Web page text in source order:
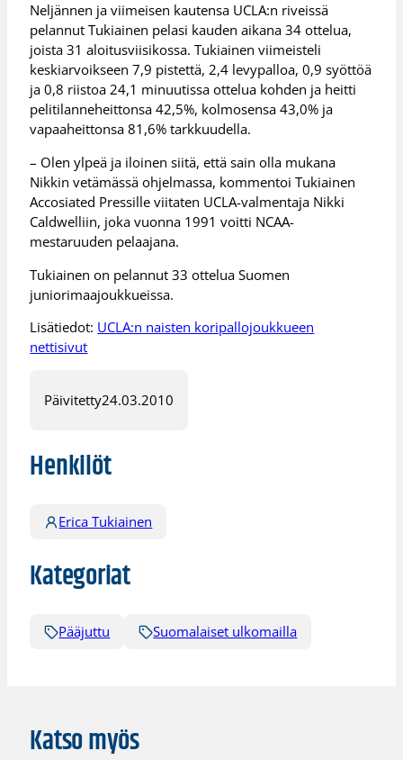
Neljännen ja viimeisen kautensa UCLA:n riveissä
pelannut Tukiainen pelasi kauden aikana 34 ottelua,
joista 31 aloitusviisikossa. Tukiainen viimeisteli
keskiarvoikseen 7,9 pistettä, 2,4 levypalloa, 0,9 syöttöä
ja 0,8 riistoa 24,1 minuutissa ottelua kohden ja heitti
pelitilanneheittonsa 42,5%, kolmosensa 43,0% ja
vapaaheittonsa 81,6% tarkkuudella.
– Olen ylpeä ja iloinen siitä, että sain olla mukana
Nikkin vetämässä ohjelmassa, kommentoi Tukiainen
Accosiated Pressille viitaten UCLA-valmentaja Nikki
Caldwelliin, joka vuonna 1991 voitti NCAA-
mestaruuden pelaajana.
Tukiainen on pelannut 33 ottelua Suomen
juniorimaajoukkueissa.
Lisätiedot: UCLA:n naisten koripallojoukkueen
nettisivut
Päivitetty24.03.2010
Henkilöt
Erica Tukiainen
Kategoriat
Pääjuttu Suomalaiset ulkomailla
Katso myös